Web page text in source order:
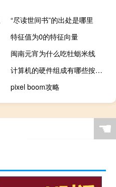
“尽读世间书”的出处是哪里
特征值为0的特征向量
闽南元宵为什么吃牡蛎米线
计算机的硬件组成有哪些按层次结构说明（计算机的硬件组成有哪些）
pixel boom攻略
☚